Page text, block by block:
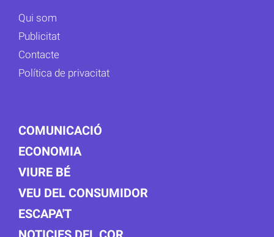
Qui som
Publicitat
Contacte
Política de privacitat
COMUNICACIÓ
ECONOMIA
VIURE BÉ
VEU DEL CONSUMIDOR
ESCAPA'T